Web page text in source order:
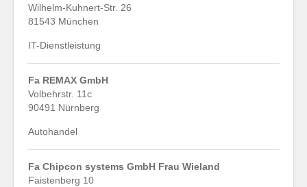
Wilhelm-Kuhnert-Str. 26
81543 München
IT-Dienstleistung
Fa REMAX GmbH
Volbehrstr. 11c
90491 Nürnberg
Autohandel
Fa Chipcon systems GmbH Frau Wieland
Faistenberg 10